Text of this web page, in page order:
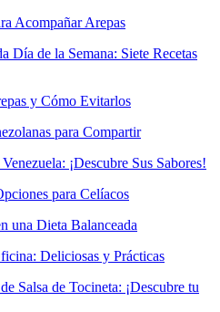
Acompañar Arepas
Día de la Semana: Siete Recetas
y Cómo Evitarlos
para Compartir
¡Descubre Sus Sabores!
para Celíacos
una Dieta Balanceada
Deliciosas y Prácticas
Salsa de Tocineta: ¡Descubre tu